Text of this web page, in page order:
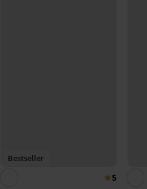
Bestseller
5